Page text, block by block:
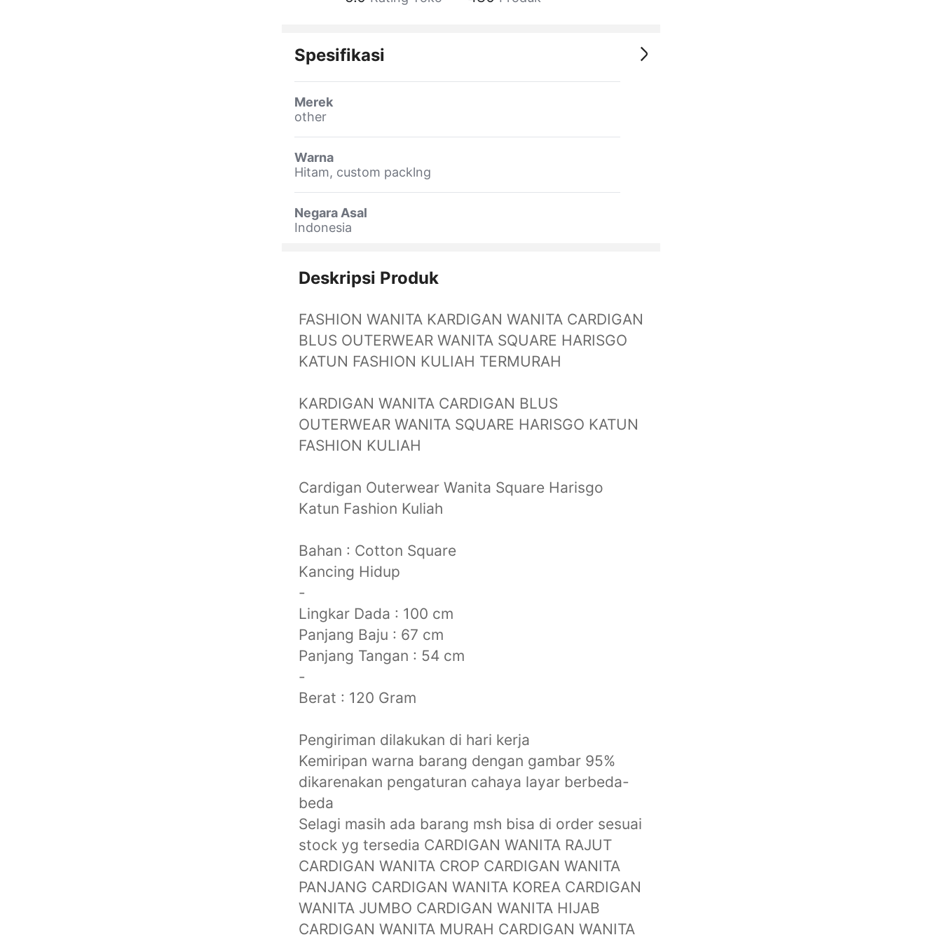
Spesifikasi
Merek
other
Warna
Hitam, custom packlng
Negara Asal
Indonesia
Deskripsi Produk
FASHION WANITA KARDIGAN WANITA CARDIGAN
BLUS OUTERWEAR WANITA SQUARE HARISGO
KATUN FASHION KULIAH TERMURAH
KARDIGAN WANITA CARDIGAN BLUS
OUTERWEAR WANITA SQUARE HARISGO KATUN
FASHION KULIAH
Cardigan Outerwear Wanita Square Harisgo
Katun Fashion Kuliah
Bahan : Cotton Square
Kancing Hidup
-
Lingkar Dada : 100 cm
Panjang Baju : 67 cm
Panjang Tangan : 54 cm
-
Berat : 120 Gram
Pengiriman dilakukan di hari kerja
Kemiripan warna barang dengan gambar 95%
dikarenakan pengaturan cahaya layar berbeda-
beda
Selagi masih ada barang msh bisa di order sesuai
stock yg tersedia CARDIGAN WANITA RAJUT
CARDIGAN WANITA CROP CARDIGAN WANITA
PANJANG CARDIGAN WANITA KOREA CARDIGAN
WANITA JUMBO CARDIGAN WANITA HIJAB
CARDIGAN WANITA MURAH CARDIGAN WANITA